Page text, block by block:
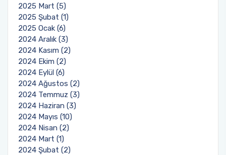
2025 Mart (5)
2025 Şubat (1)
2025 Ocak (6)
2024 Aralık (3)
2024 Kasım (2)
2024 Ekim (2)
2024 Eylül (6)
2024 Ağustos (2)
2024 Temmuz (3)
2024 Haziran (3)
2024 Mayıs (10)
2024 Nisan (2)
2024 Mart (1)
2024 Şubat (2)